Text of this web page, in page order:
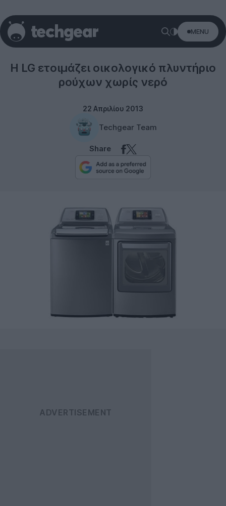
MENU
H LG ετοιμάζει οικολογικό πλυντήριο
ρούχων χωρίς νερό
22 Απριλίου 2013
Techgear Team
Share